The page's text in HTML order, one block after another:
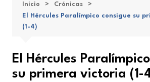
Inicio
Crónicas
El Hércules Paralímpico consigue su
(1-4)
El Hércules
su primera victoria (1-